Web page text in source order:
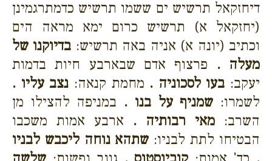
דיחזקאל תרשיש ים ששמו תרשיש כדמתרגמינן
(יחזקאל א) תרשיש כרום ימא מראה הים
וכתיב (יונה א) אניה באה תרשיש: בדיוקנו של
מעלה . פרצוף אדם שבארבע חיות בדמות
יעקב: בעו לסכוניה . מחמת קנאה: נצב עליו .
לשמרו: שמניף על בנו . במניפה להצילו מן
השרב: מאי רבותיה . ארבע אמות משכבו
הבטיחו לתת לבניו: שתהא נוחה ליכבש לבניו